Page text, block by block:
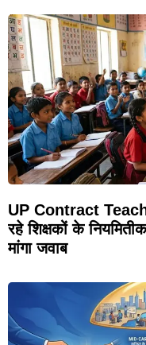
UP Contract
रहे शिक्षकों के
मांगा जवाब